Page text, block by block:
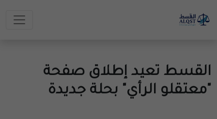
القسط تعيد إطلاق صفحة
"معتقلو الرأي" بحلة جديدة